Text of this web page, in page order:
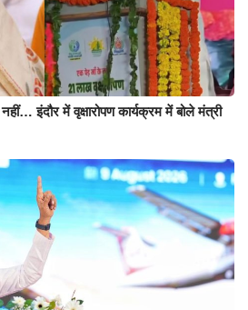
इंदौर में वृक्षारोपण कार्यक्रम में बोले मंत्री